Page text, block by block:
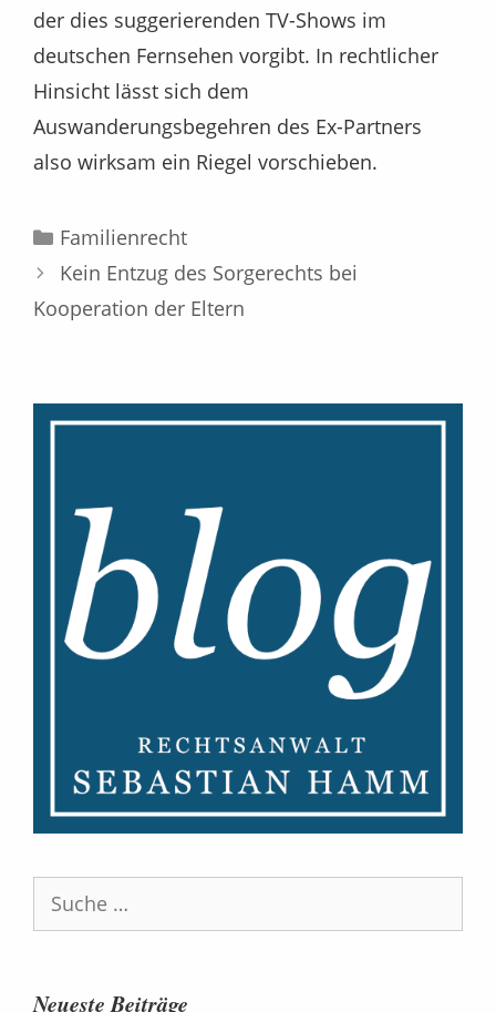
der dies suggerierenden TV-Shows im
deutschen Fernsehen vorgibt. In rechtlicher
Hinsicht lässt sich dem
Auswanderungsbegehren des Ex-Partners
also wirksam ein Riegel vorschieben.
Kategorien
Familienrecht
Kein Entzug des Sorgerechts bei
Kooperation der Eltern
Suche
nach:
Neueste Beiträge